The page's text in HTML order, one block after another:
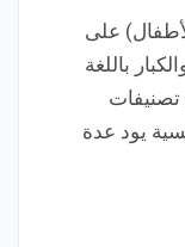
على
باللغة
تصنيفات
يود عدة